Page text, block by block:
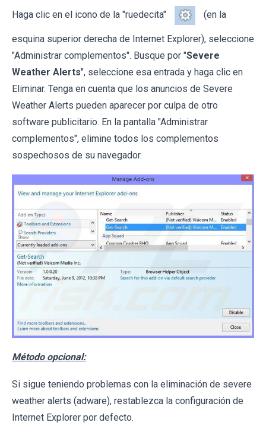
Haga clic en el icono de la "ruedecita" (en la
esquina superior derecha de Internet Explorer), seleccione
"Administrar complementos". Busque por "Severe
Weather Alerts", seleccione esa entrada y haga clic en
Eliminar. Tenga en cuenta que los anuncios de Severe
Weather Alerts pueden aparecer por culpa de otro
software publicitario. En la pantalla "Administrar
complementos", elimine todos los complementos
sospechosos de su navegador.
Método opcional:
Si sigue teniendo problemas con la eliminación de severe
weather alerts (adware), restablezca la configuración de
Internet Explorer por defecto.